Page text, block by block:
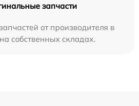
запчасти
от производителя в
собственных складах.